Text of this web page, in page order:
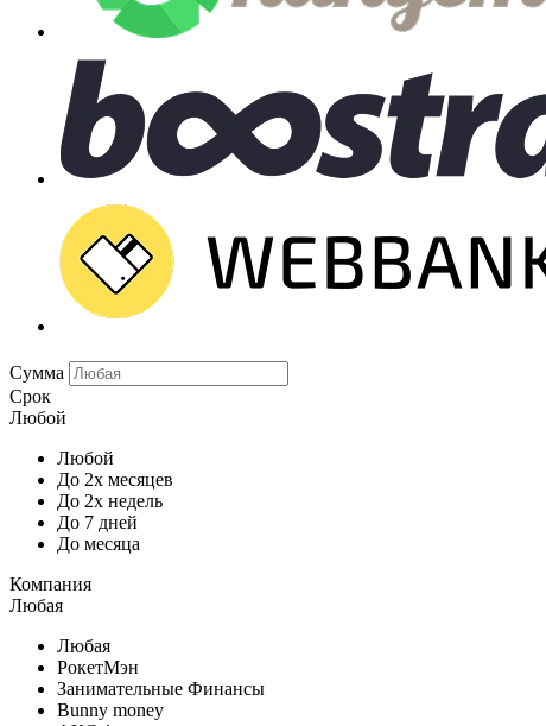
Сумма
Срок
Любой
Любой
До 2х месяцев
До 2х недель
До 7 дней
До месяца
Компания
Любая
Любая
РокетМэн
Занимательные Финансы
Bunny money